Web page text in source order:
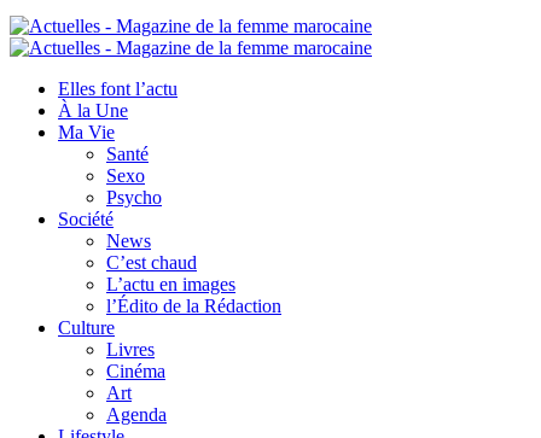
Elles font l’actu
À la Une
Ma Vie
Santé
Sexo
Psycho
Société
News
C’est chaud
L’actu en images
l’Édito de la Rédaction
Culture
Livres
Cinéma
Art
Agenda